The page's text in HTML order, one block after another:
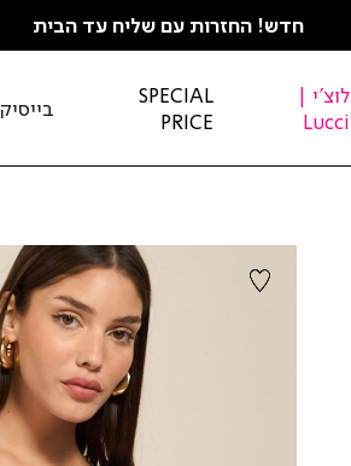
חדש! החזרות עם שליח עד הבית
לוצ'י |
Lucci
SPECIAL
PRICE
בייסיק